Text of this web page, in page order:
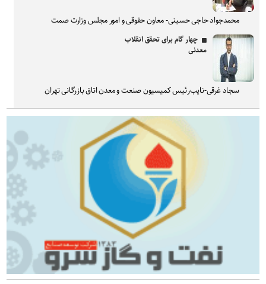
محمدجواد حاجی حسینی- معاون حقوقی و امور مجلس وزارت صمت
چهار گام برای تحقق انقلاب
معدنی
سجاد غرقی-نایب‌رئیس کمیسیون صنعت و معدن اتاق بازرگانی تهران